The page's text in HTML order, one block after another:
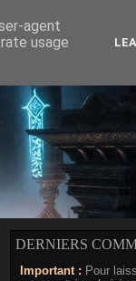
MÉDIAS
DERNIERS
Important : Pour
agent
usage